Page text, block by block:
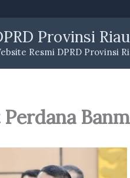
Provinsi Riau
Resmi DPRD Provinsi
Perdana